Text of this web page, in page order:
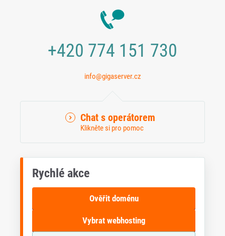
+420 774 151 730
info@gigaserver.cz
Chat s operátorem
Klikněte si pro pomoc
Rychlé akce
Ověřit doménu
Vybrat webhosting